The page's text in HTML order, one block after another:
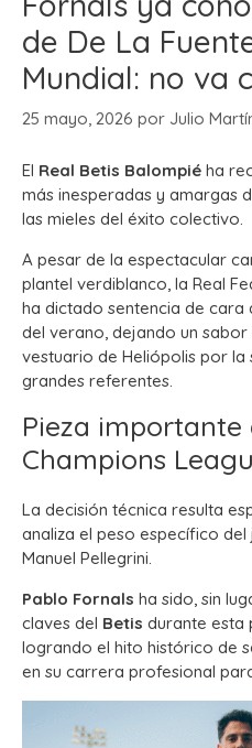
de De La
Mundial: no va
25 mayo, 2026 por Julio
El Real Betis Balompié ha
más inesperadas y amargas
las mieles del éxito colectivo.
A pesar de la espectacular
plantel verdiblanco, la Real
ha dictado sentencia de cara
del verano, dejando un sabor
vestuario de Heliópolis por la
grandes referentes.
Pieza importante
Champions
La decisión técnica resulta
analiza el peso específico
Manuel Pellegrini.
Pablo Fornals ha sido, sin
claves del Betis durante esta
logrando el hito histórico de
en su carrera profesional